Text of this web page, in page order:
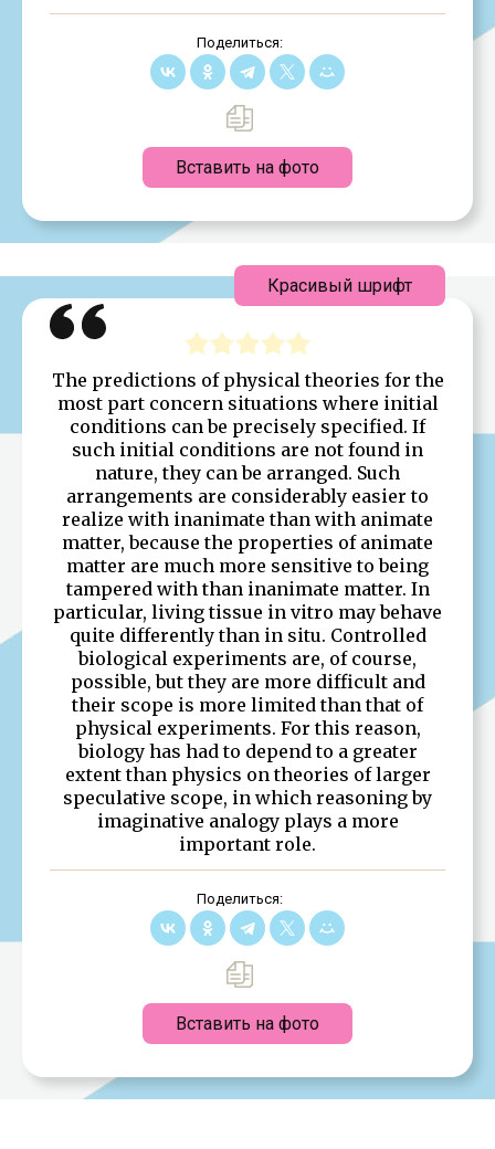
Поделиться:
Вставить на фото
The predictions of physical theories for the
most part concern situations where initial
conditions can be precisely specified. If
such initial conditions are not found in
nature, they can be arranged. Such
arrangements are considerably easier to
realize with inanimate than with animate
matter, because the properties of animate
matter are much more sensitive to being
tampered with than inanimate matter. In
particular, living tissue in vitro may behave
quite differently than in situ. Controlled
biological experiments are, of course,
possible, but they are more difficult and
their scope is more limited than that of
physical experiments. For this reason,
biology has had to depend to a greater
extent than physics on theories of larger
speculative scope, in which reasoning by
imaginative analogy plays a more
important role.
Поделиться:
Вставить на фото
Красивый шрифт